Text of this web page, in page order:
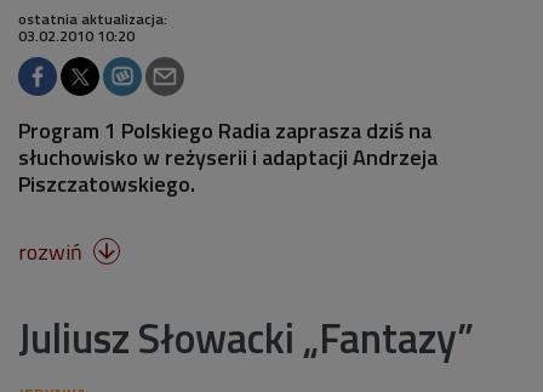
ostatnia aktualizacja:
03.02.2010 10:20
Program 1 Polskiego Radia zaprasza dziś na
słuchowisko w reżyserii i adaptacji Andrzeja
Piszczatowskiego.
rozwiń 
Juliusz Słowacki „Fantazy”